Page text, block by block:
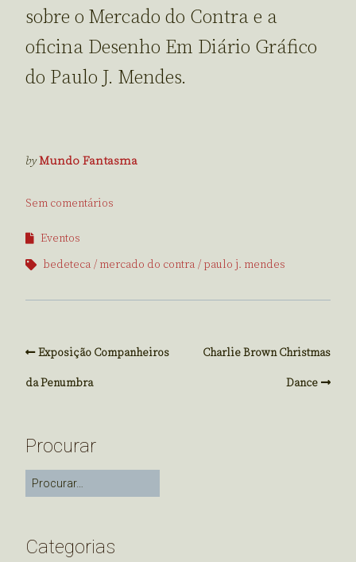
sobre o Mercado do Contra e a
oficina Desenho Em Diário Gráfico
do Paulo J. Mendes.
byMundo Fantasma
Sem comentários
Eventos
bedeteca
mercado do contra paulo j. mendes
Exposição Companheiros
da Penumbra
Charlie Brown Christmas
Dance
Procurar
Categorias